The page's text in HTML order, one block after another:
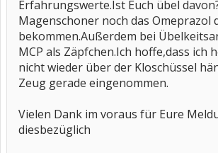
Erfahrungswerte.Ist Euch übel
Magenschoner noch das Omeprazol
bekommen.Außerdem bei
MCP als Zäpfchen.Ich hoffe,dass ich
nicht wieder über der Kloschüssel
Zeug gerade eingenommen.
Vielen Dank im voraus für Eure
diesbezüglich